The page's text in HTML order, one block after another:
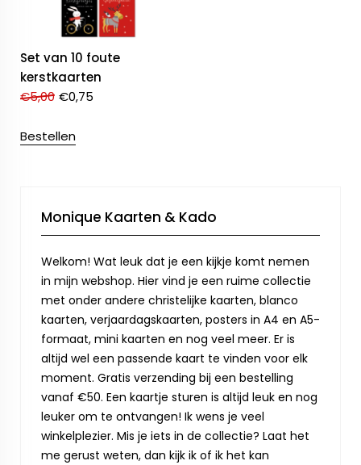
Set van 10 foute
kerstkaarten
€5,00 €0,75
Bestellen
Monique Kaarten & Kado
Welkom! Wat leuk dat je een kijkje komt nemen
in mijn webshop. Hier vind je een ruime collectie
met onder andere christelijke kaarten, blanco
kaarten, verjaardagskaarten, posters in A4 en A5-
formaat, mini kaarten en nog veel meer. Er is
altijd wel een passende kaart te vinden voor elk
moment. Gratis verzending bij een bestelling
vanaf €50. Een kaartje sturen is altijd leuk en nog
leuker om te ontvangen! Ik wens je veel
winkelplezier. Mis je iets in de collectie? Laat het
me gerust weten, dan kijk ik of ik het kan